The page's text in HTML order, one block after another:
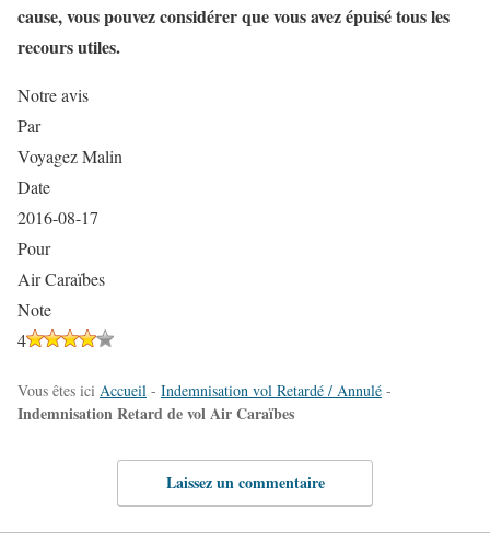
cause, vous pouvez considérer que vous avez épuisé tous les
recours utiles.
Notre avis
Par
Voyagez Malin
Date
2016-08-17
Pour
Air Caraïbes
Note
4
Vous êtes ici Accueil - Indemnisation vol Retardé / Annulé -
Indemnisation Retard de vol Air Caraïbes
Laissez un commentaire